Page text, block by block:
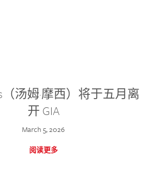
（汤姆·摩西）将于五月离
开 GIA
March 5, 2026
阅读更多